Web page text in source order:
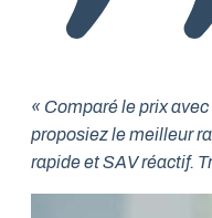
« Comparé le prix
proposiez le meilleur
rapide et SAV réactif.